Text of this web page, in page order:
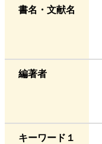
書名・文献名
編著者
キーワード１